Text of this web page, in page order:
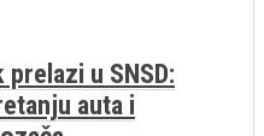
u SNSD:
auta i